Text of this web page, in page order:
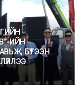
ИЙН
БҮТЭЭН